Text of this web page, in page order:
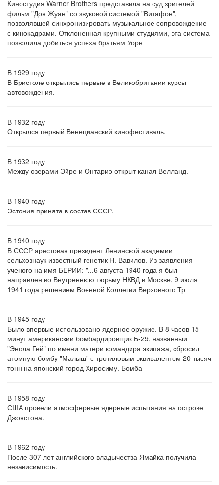
Киностудия Warner Brothers представила на суд зрителей
фильм "Дон Жуан" со звуковой системой "Витафон",
позволявшей синхронизировать музыкальное сопровождение
с кинокадрами. Отклоненная крупными студиями, эта система
позволила добиться успеха братьям Уорн
В 1929 году
В Бристоле открылись первые в Великобритании курсы
автовождения.
В 1932 году
Открылся первый Венецианский кинофестиваль.
В 1932 году
Между озерами Эйре и Онтарио открыт канал Велланд.
В 1940 году
Эстония принята в состав СССР.
В 1940 году
В СССР арестован президент Ленинской академии
сельхознаук известный генетик Н. Вавилов. Из заявления
ученого на имя БЕРИИ: "...6 августа 1940 года я был
направлен во Внутреннюю тюрьму НКВД в Москве, 9 июля
1941 года решением Военной Коллегии Верховного Тр
В 1945 году
Было впервые использовано ядерное оружие. В 8 часов 15
минут американский бомбардировщик Б-29, названный
"Энола Гей" по имени матери командира экипажа, сбросил
атомную бомбу "Малыш" с тротиловым эквивалентом 20 тысяч
тонн на японский город Хиросиму. Бомба
В 1958 году
США провели атмосферные ядерные испытания на острове
Джонстона.
В 1962 году
После 307 лет английского владычества Ямайка получила
независимость.